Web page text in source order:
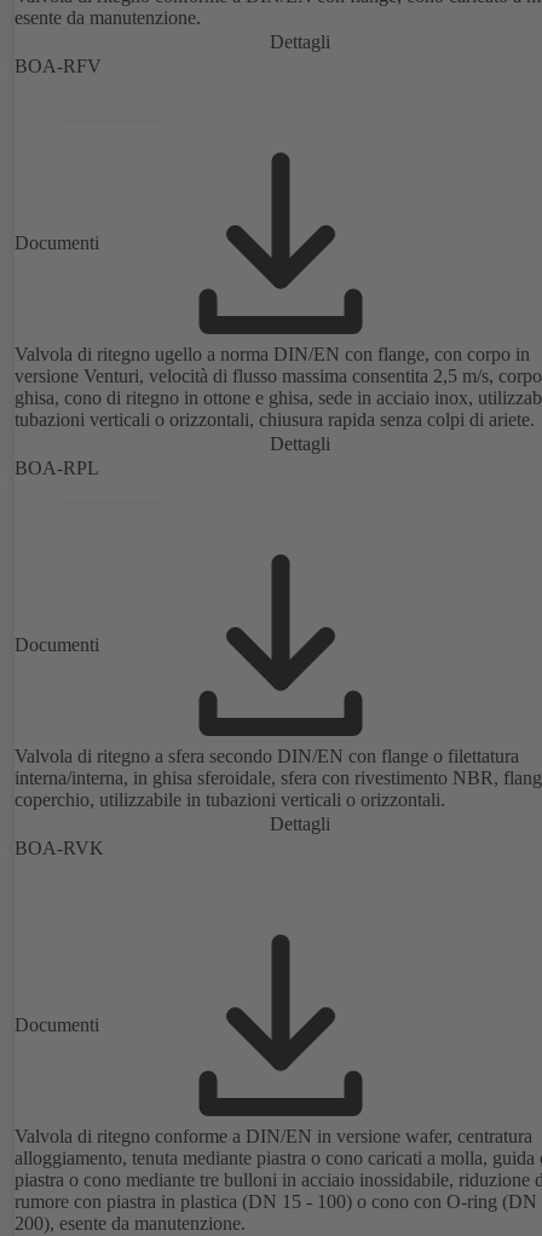
esente da manutenzione.
Dettagli
BOA-RFV
Documenti
Valvola di ritegno ugello a norma DIN/EN con flange, con corpo in
versione Venturi, velocità di flusso massima consentita 2,5 m/s,
ghisa, cono di ritegno in ottone e ghisa, sede in acciaio inox,
tubazioni verticali o orizzontali, chiusura rapida senza colpi di ariete.
Dettagli
BOA-RPL
Documenti
Valvola di ritegno a sfera secondo DIN/EN con flange o filettatura
interna/interna, in ghisa sferoidale, sfera con rivestimento NBR,
coperchio, utilizzabile in tubazioni verticali o orizzontali.
Dettagli
BOA-RVK
Documenti
Valvola di ritegno conforme a DIN/EN in versione wafer, centratura
alloggiamento, tenuta mediante piastra o cono caricati a molla, guida
piastra o cono mediante tre bulloni in acciaio inossidabile, riduzione
rumore con piastra in plastica (DN 15 - 100) o cono con O-ring (DN
200), esente da manutenzione.